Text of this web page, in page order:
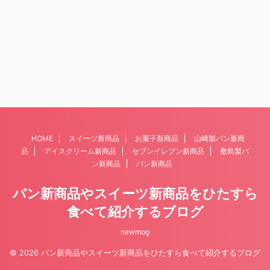
HOME スイーツ新商品 お菓子新商品
山崎製パン新商
品
アイスクリーム新商品 セブンイレブン新商品
敷島製パ
ン新商品
パン新商品
パン新商品やスイーツ新商品をひたすら
食べて紹介するブログ
newmog
© 2026 パン新商品やスイーツ新商品をひたすら食べて紹介するブログ